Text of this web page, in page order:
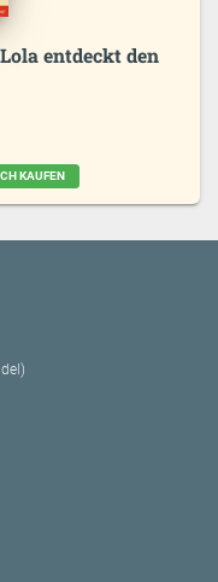
entdeckt den
KAUFEN